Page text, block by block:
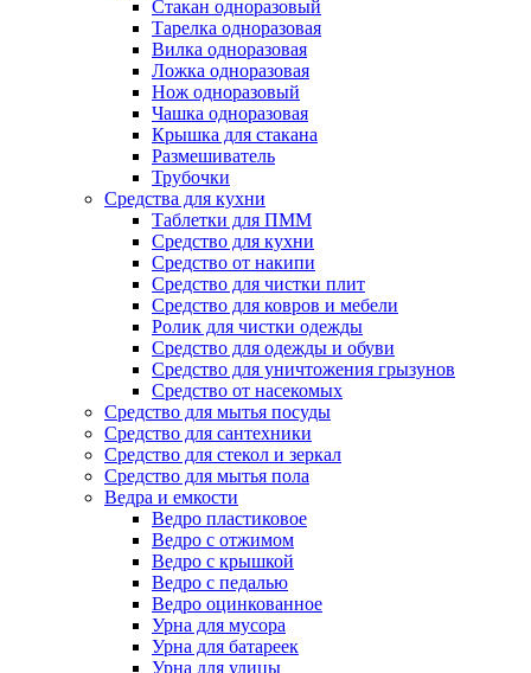
Стакан одноразовый
Тарелка одноразовая
Вилка одноразовая
Ложка одноразовая
Нож одноразовый
Чашка одноразовая
Крышка для стакана
Размешиватель
Трубочки
Средства для кухни
Таблетки для ПММ
Средство для кухни
Средство от накипи
Средство для чистки плит
Средство для ковров и мебели
Ролик для чистки одежды
Средство для одежды и обуви
Средство для уничтожения грызунов
Средство от насекомых
Средство для мытья посуды
Средство для сантехники
Средство для стекол и зеркал
Средство для мытья пола
Ведра и емкости
Ведро пластиковое
Ведро с отжимом
Ведро с крышкой
Ведро с педалью
Ведро оцинкованное
Урна для мусора
Урна для батареек
Урна для улицы